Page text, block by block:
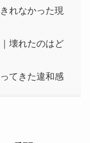
れなかった現
壊れたのはど
てきた違和感